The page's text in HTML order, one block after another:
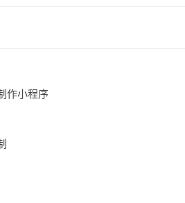
作小程序